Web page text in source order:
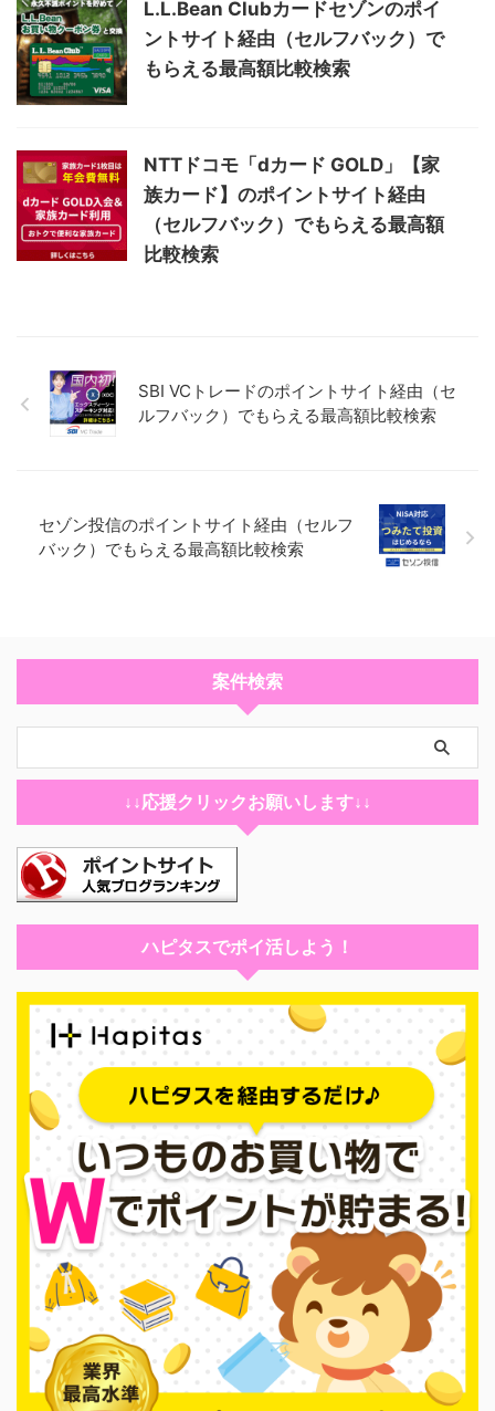
L.L.Bean Clubカードセゾンのポイ
ントサイト経由（セルフバック）で
もらえる最高額比較検索
NTTドコモ「dカード GOLD」【家
族カード】のポイントサイト経由
（セルフバック）でもらえる最高額
比較検索
SBI VCトレードのポイントサイト経由（セ
ルフバック）でもらえる最高額比較検索
セゾン投信のポイントサイト経由（セルフ
バック）でもらえる最高額比較検索
案件検索
↓↓応援クリックお願いします↓↓
ハピタスでポイ活しよう！